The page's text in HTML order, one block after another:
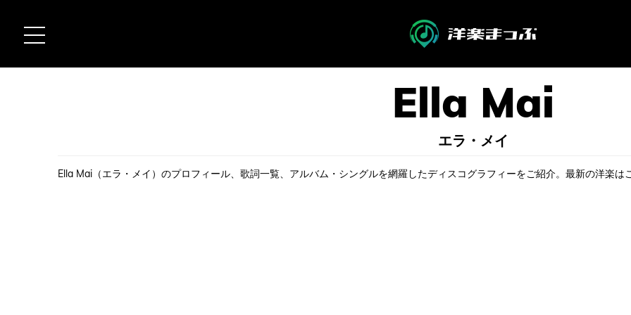
エラ・メイ
Ella Mai（エラ・メイ）のプロフィール、歌詞一覧、アルバム・シングルを網羅したディスコグラフィーをご紹介。最新の洋楽は